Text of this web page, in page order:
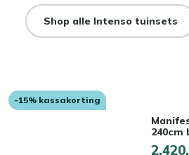
Shop alle Intenso tuinsets
-15% kassakorting
240cm